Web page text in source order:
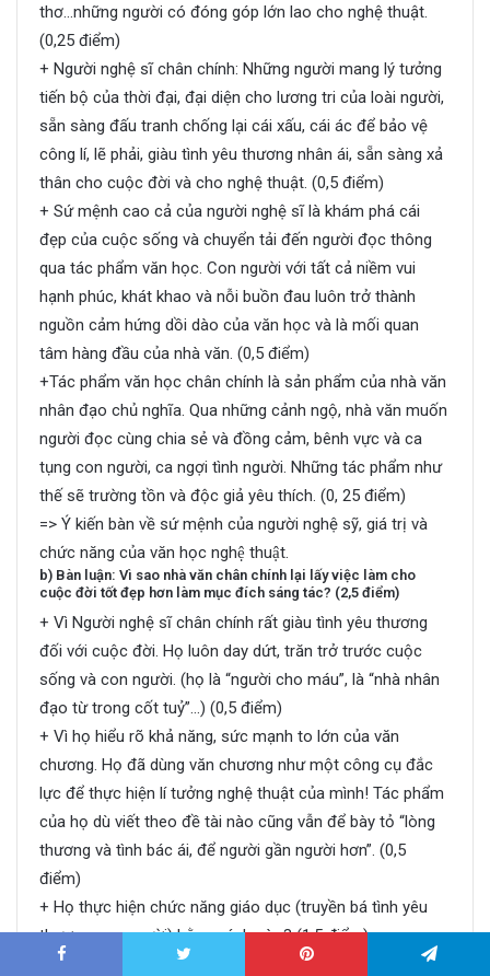
thơ…những người có đóng góp lớn lao cho nghệ thuật.
(0,25 điểm)
+ Người nghệ sĩ chân chính: Những người mang lý tưởng
tiến bộ của thời đại, đại diện cho lương tri của loài người,
sẵn sàng đấu tranh chống lại cái xấu, cái ác để bảo vệ
công lí, lẽ phải, giàu tình yêu thương nhân ái, sẵn sàng xả
thân cho cuộc đời và cho nghệ thuật. (0,5 điểm)
+ Sứ mệnh cao cả của người nghệ sĩ là khám phá cái
đẹp của cuộc sống và chuyển tải đến người đọc thông
qua tác phẩm văn học. Con người với tất cả niềm vui
hạnh phúc, khát khao và nỗi buồn đau luôn trở thành
nguồn cảm hứng dồi dào của văn học và là mối quan
tâm hàng đầu của nhà văn. (0,5 điểm)
+Tác phẩm văn học chân chính là sản phẩm của nhà văn
nhân đạo chủ nghĩa. Qua những cảnh ngộ, nhà văn muốn
người đọc cùng chia sẻ và đồng cảm, bênh vực và ca
tụng con người, ca ngợi tình người. Những tác phẩm như
thế sẽ trường tồn và độc giả yêu thích. (0, 25 điểm)
=> Ý kiến bàn về sứ mệnh của người nghệ sỹ, giá trị và
chức năng của văn học nghệ thuật.
b) Bàn luận: Vì sao nhà văn chân chính lại lấy việc làm cho
cuộc đời tốt đẹp hơn làm mục đích sáng tác? (2,5 điểm)
+ Vì Người nghệ sĩ chân chính rất giàu tình yêu thương
đối với cuộc đời. Họ luôn day dứt, trăn trở trước cuộc
sống và con người. (họ là “người cho máu”, là “nhà nhân
đạo từ trong cốt tuỷ”…) (0,5 điểm)
+ Vì họ hiểu rõ khả năng, sức mạnh to lớn của văn
chương. Họ đã dùng văn chương như một công cụ đắc
lực để thực hiện lí tưởng nghệ thuật của mình! Tác phẩm
của họ dù viết theo đề tài nào cũng vẫn để bày tỏ “lòng
thương và tình bác ái, để người gần người hơn”. (0,5
điểm)
+ Họ thực hiện chức năng giáo dục (truyền bá tình yêu
thương con người) bằng cách nào? (1,5 điểm)
– Ca ngợi, khẳng định những cái tốt đẹp của cuộc sống